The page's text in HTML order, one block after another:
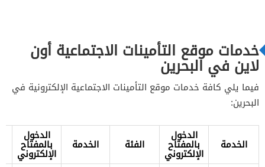
خدمات موقع التأمينات الاجتماعية أون
لاين في البحرين
فيما يلي كافة خدمات موقع التأمينات الاجتماعية الإلكترونية في
البحرين:
الخدمة
الدخول
بالمفتاح
الإلكتروني
الفئة الخدمة
الدخول
بالمفتاح
الإلكتروني